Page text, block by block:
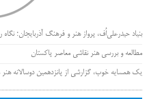
بنیاد حیدرعلی‌اُف، پرواز هنر و فرهنگ آذربایجان؛
مطالعه و بررسی هنر نقاشی معاصر پاکستان
یک همسایه خوب، گزارشی از پانزدهمین دوسالانه هنر